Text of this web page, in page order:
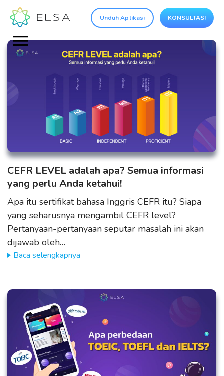
Unduh Aplikasi KONSULTASI
CEFR LEVEL adalah apa? Semua informasi
yang perlu Anda ketahui!
Apa itu sertifikat bahasa Inggris CEFR itu? Siapa
yang seharusnya mengambil CEFR level?
Pertanyaan-pertanyaan seputar masalah ini akan
dijawab oleh…
Baca selengkapnya